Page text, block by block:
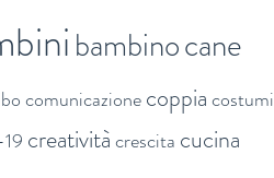
bambinocane
comunicazionecoppia costumi
creatività crescita cucina